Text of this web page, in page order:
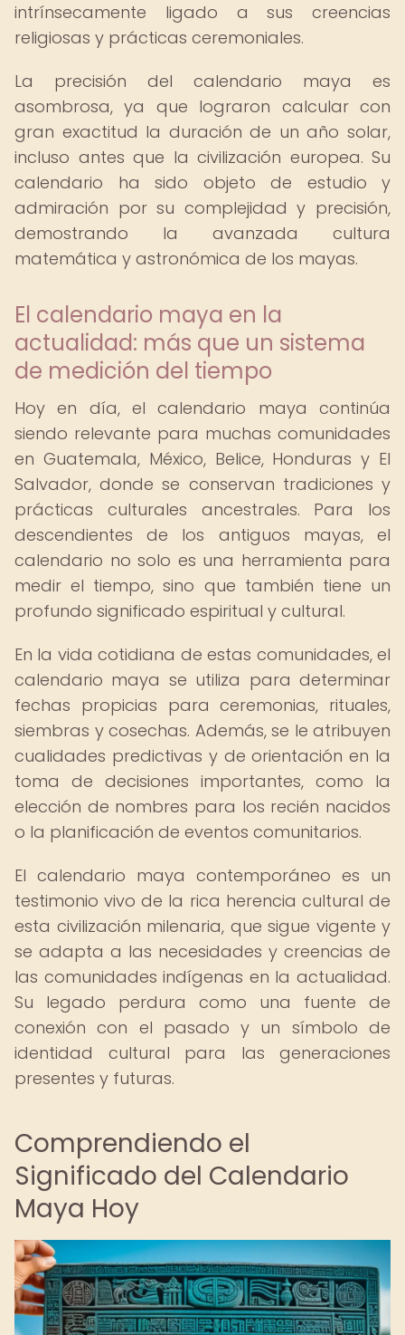
intrínsecamente ligado a sus creencias
religiosas y prácticas ceremoniales.
La precisión del calendario maya es
asombrosa, ya que lograron calcular con
gran exactitud la duración de un año solar,
incluso antes que la civilización europea. Su
calendario ha sido objeto de estudio y
admiración por su complejidad y precisión,
demostrando la avanzada cultura
matemática y astronómica de los mayas.
El calendario maya en la
actualidad: más que un sistema
de medición del tiempo
Hoy en día, el calendario maya continúa
siendo relevante para muchas comunidades
en Guatemala, México, Belice, Honduras y El
Salvador, donde se conservan tradiciones y
prácticas culturales ancestrales. Para los
descendientes de los antiguos mayas, el
calendario no solo es una herramienta para
medir el tiempo, sino que también tiene un
profundo significado espiritual y cultural.
En la vida cotidiana de estas comunidades, el
calendario maya se utiliza para determinar
fechas propicias para ceremonias, rituales,
siembras y cosechas. Además, se le atribuyen
cualidades predictivas y de orientación en la
toma de decisiones importantes, como la
elección de nombres para los recién nacidos
o la planificación de eventos comunitarios.
El calendario maya contemporáneo es un
testimonio vivo de la rica herencia cultural de
esta civilización milenaria, que sigue vigente y
se adapta a las necesidades y creencias de
las comunidades indígenas en la actualidad.
Su legado perdura como una fuente de
conexión con el pasado y un símbolo de
identidad cultural para las generaciones
presentes y futuras.
Comprendiendo el
Significado del Calendario
Maya Hoy